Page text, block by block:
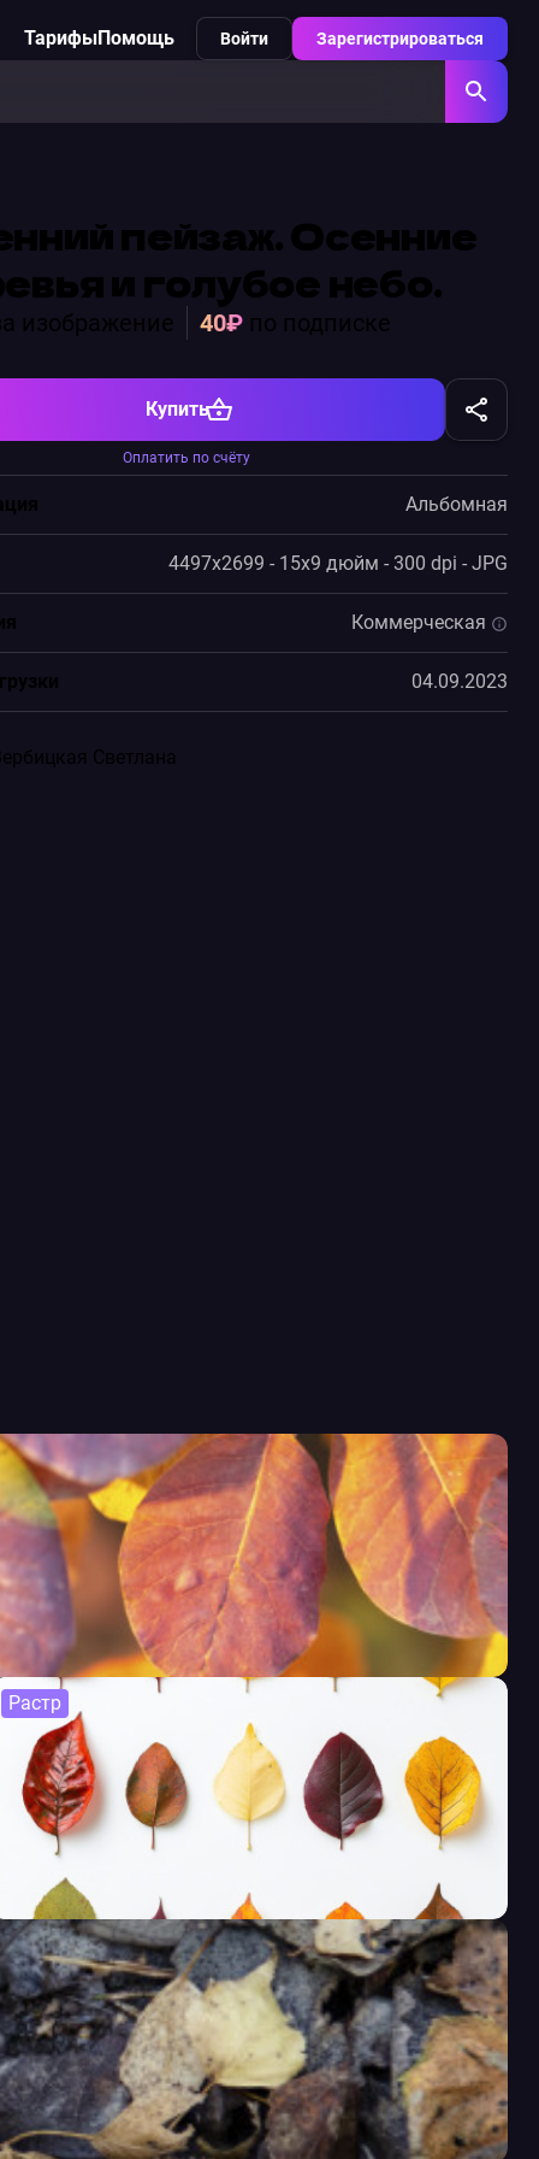
ТарифыПомощь Войти Зарегистрироваться
пейзаж. Осенние
и голубое небо.
изображение 40₽ по подписке
Купить
Оплатить по счёту
Альбомная
4497x2699 - 15x9 дюйм - 300 dpi - JPG
Коммерческая
04.09.2023
Светлана
Растр